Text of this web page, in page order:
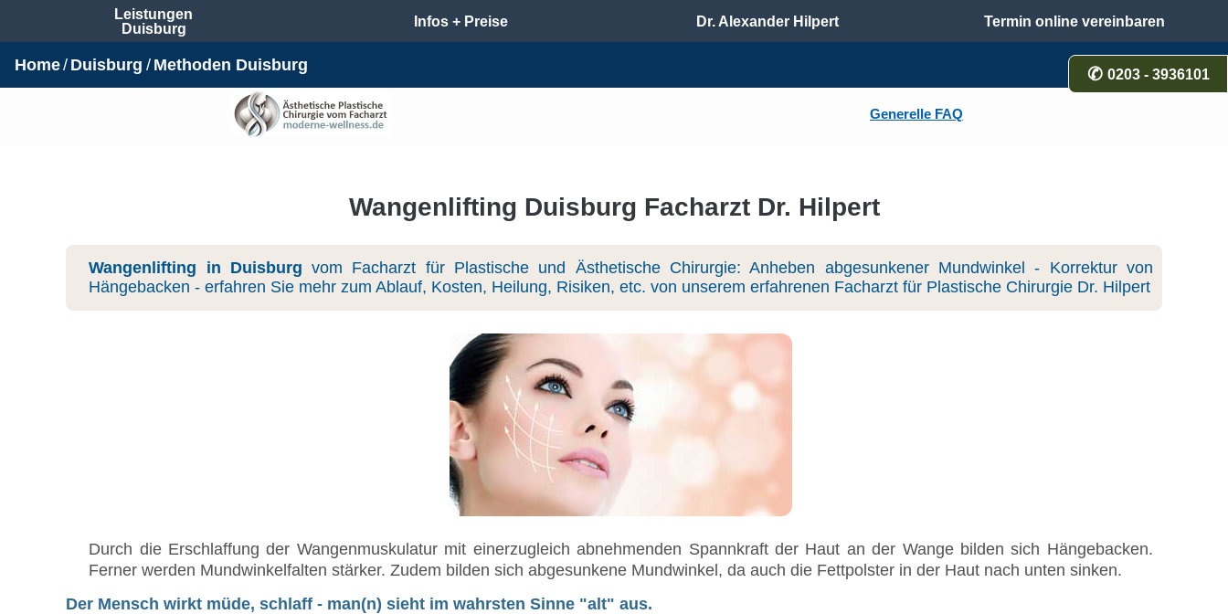
Generelle FAQ
Leistungen
Duisburg
Infos + Preise Dr. Alexander Hilpert Termin online vereinbaren
0203 - 3936101
Home Duisburg Methoden Duisburg
Wangenlifting Duisburg Facharzt Dr. Hilpert
Wangenlifting in Duisburg vom Facharzt für Plastische und Ästhetische Chirurgie: Anheben abgesunkener Mundwinkel - Korrektur von
Hängebacken - erfahren Sie mehr zum Ablauf, Kosten, Heilung, Risiken, etc. von unserem erfahrenen Facharzt für Plastische Chirurgie Dr. Hilpert
Durch die Erschlaffung der Wangenmuskulatur mit einerzugleich abnehmenden Spannkraft der Haut an der Wange bilden sich Hängebacken.
Ferner werden Mundwinkelfalten stärker. Zudem bilden sich abgesunkene Mundwinkel, da auch die Fettpolster in der Haut nach unten sinken.
Der Mensch wirkt müde, schlaff - man(n) sieht im wahrsten Sinne "alt" aus.